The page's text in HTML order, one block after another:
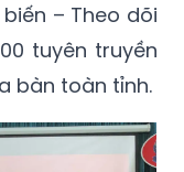
– Theo dõi
tuyên truyền
bàn toàn tỉnh.